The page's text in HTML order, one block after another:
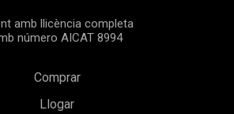
amb llicència completa
número AICAT 8994
Comprar
Llogar